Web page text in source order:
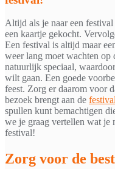
Altijd als je naar een
een kaartje gekocht.
Een festival is altijd maar
weer lang moet wachten
natuurlijk speciaal,
wilt gaan. Een goede
feest. Zorg er daarom voor
bezoek brengt aan de
spullen kunt bemachtigen
we je graag vertellen wat je
festival!
Zorg voor de